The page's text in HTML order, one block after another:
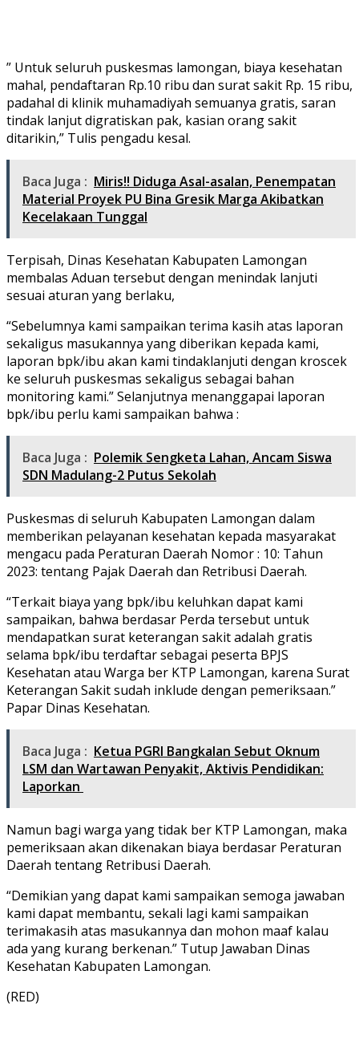
” Untuk seluruh puskesmas lamongan, biaya kesehatan
mahal, pendaftaran Rp.10 ribu dan surat sakit Rp. 15 ribu,
padahal di klinik muhamadiyah semuanya gratis, saran
tindak lanjut digratiskan pak, kasian orang sakit
ditarikin,” Tulis pengadu kesal.
Baca Juga : Miris!! Diduga Asal-asalan, Penempatan
Material Proyek PU Bina Gresik Marga Akibatkan
Kecelakaan Tunggal
Terpisah, Dinas Kesehatan Kabupaten Lamongan
membalas Aduan tersebut dengan menindak lanjuti
sesuai aturan yang berlaku,
“Sebelumnya kami sampaikan terima kasih atas laporan
sekaligus masukannya yang diberikan kepada kami,
laporan bpk/ibu akan kami tindaklanjuti dengan kroscek
ke seluruh puskesmas sekaligus sebagai bahan
monitoring kami.” Selanjutnya menanggapai laporan
bpk/ibu perlu kami sampaikan bahwa :
Baca Juga : Polemik Sengketa Lahan, Ancam Siswa
SDN Madulang-2 Putus Sekolah
Puskesmas di seluruh Kabupaten Lamongan dalam
memberikan pelayanan kesehatan kepada masyarakat
mengacu pada Peraturan Daerah Nomor : 10: Tahun
2023: tentang Pajak Daerah dan Retribusi Daerah.
“Terkait biaya yang bpk/ibu keluhkan dapat kami
sampaikan, bahwa berdasar Perda tersebut untuk
mendapatkan surat keterangan sakit adalah gratis
selama bpk/ibu terdaftar sebagai peserta BPJS
Kesehatan atau Warga ber KTP Lamongan, karena Surat
Keterangan Sakit sudah inklude dengan pemeriksaan.”
Papar Dinas Kesehatan.
Baca Juga : Ketua PGRI Bangkalan Sebut Oknum
LSM dan Wartawan Penyakit, Aktivis Pendidikan:
Laporkan
Namun bagi warga yang tidak ber KTP Lamongan, maka
pemeriksaan akan dikenakan biaya berdasar Peraturan
Daerah tentang Retribusi Daerah.
“Demikian yang dapat kami sampaikan semoga jawaban
kami dapat membantu, sekali lagi kami sampaikan
terimakasih atas masukannya dan mohon maaf kalau
ada yang kurang berkenan.” Tutup Jawaban Dinas
Kesehatan Kabupaten Lamongan.
(RED)